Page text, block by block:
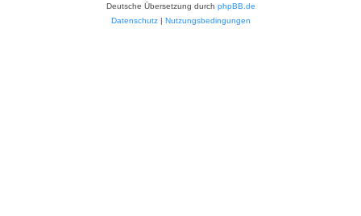
Deutsche Übersetzung durch phpBB.de
Datenschutz| Nutzungsbedingungen